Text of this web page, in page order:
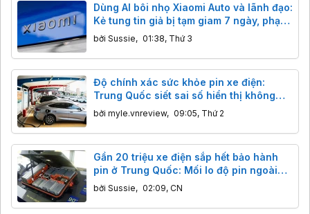
Dùng AI bôi nhọ Xiaomi Auto và lãnh đạo:
Kẻ tung tin giả bị tạm giam 7 ngày, phạt
tiền
bởi Sussie, 01:38, Thứ 3
Độ chính xác sức khỏe pin xe điện:
Trung Quốc siết sai số hiển thị không
quá 5%
bởi myle.vnreview, 09:05, Thứ 2
Gần 20 triệu xe điện sắp hết bảo hành
pin ở Trung Quốc: Mối lo độ pin ngoài
giá rẻ, hiểm họa khôn lường
bởi Sussie, 02:09, CN